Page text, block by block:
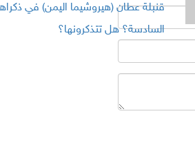
قنبلة عطان (هيروشيما اليمن) في
السادسة؟ هل تتذكرونها؟